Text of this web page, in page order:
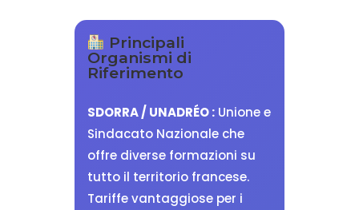
Principali
Organismi di
Riferimento
SDORRA / UNADRÉO :Unione e
Sindacato Nazionale che
offre diverse formazioni su
tutto il territorio francese.
Tariffe vantaggiose per i